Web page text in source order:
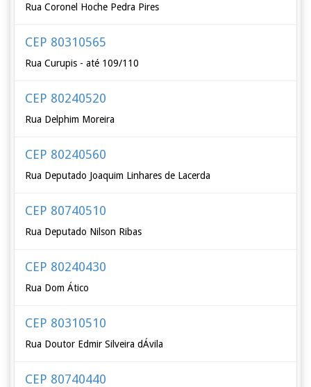
Rua Coronel Hoche Pedra Pires
CEP 80310565
Rua Curupis - até 109/110
CEP 80240520
Rua Delphim Moreira
CEP 80240560
Rua Deputado Joaquim Linhares de Lacerda
CEP 80740510
Rua Deputado Nilson Ribas
CEP 80240430
Rua Dom Ático
CEP 80310510
Rua Doutor Edmir Silveira dÁvila
CEP 80740440